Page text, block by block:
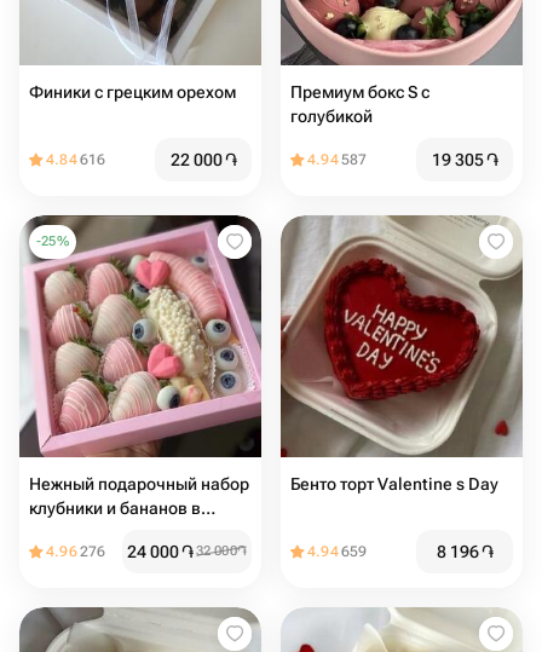
Финики с грецким орехом
4.84616 22 000֏
Премиум бокс S с
голубикой
4.94587 19 305֏
-25%
Нежный подарочный набор
клубники и бананов в
4.96276 24 000֏32 000֏
Бенто торт Valentine s Day
4.94659 8 196֏